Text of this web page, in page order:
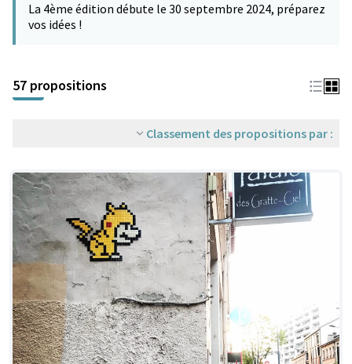
La 4ème édition débute le 30 septembre 2024, préparez
vos idées !
57 propositions
Classement des propositions par :